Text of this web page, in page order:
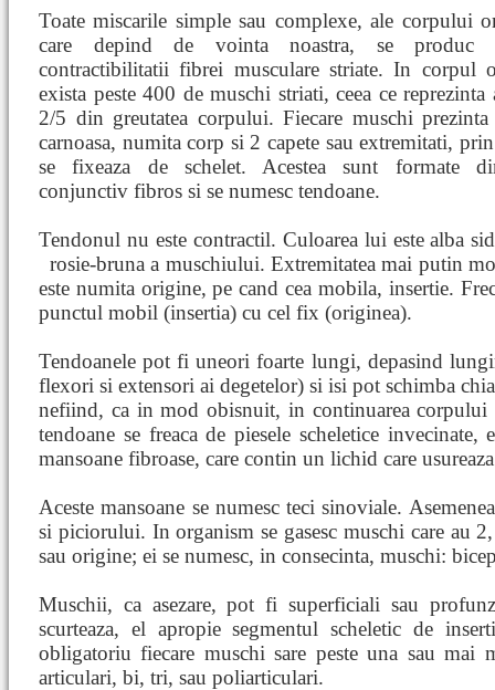
Toate miscarile simple sau complexe, ale corpului
care depind de vointa noastra, se produc
contractibilitatii fibrei musculare striate. In corpul
exista peste 400 de muschi striati, ceea ce reprezinta
2/5 din greutatea corpului. Fiecare muschi
carnoasa, numita corp si 2 capete sau extremitati,
se fixeaza de schelet. Acestea sunt formate
conjunctiv fibros si se numesc tendoane.
Tendonul nu este contractil. Culoarea lui este alba
rosie-brunaa muschiului. Extremitatea mai putin
este numita origine, pe cand cea mobila, insertie.
punctul mobil (insertia) cu cel fix (originea).
Tendoanele pot fi uneori foarte lungi, depasind
flexori si extensori ai degetelor) si isi pot schimba
nefiind, ca in mod obisnuit, in continuarea corpului
tendoane se freaca de piesele scheletice
mansoane fibroase, care contin un lichid care
Aceste mansoane se numesc teci sinoviale.
si piciorului. In organism se gasesc muschi care au
sau origine; ei se numesc, in consecinta, muschi:
Muschii, ca asezare, pot fi superficiali sau
scurteaza, el apropie segmentul scheletic de
obligatoriu fiecare muschi sare peste una sau mai
articulari, bi, tri, sau poliarticulari.